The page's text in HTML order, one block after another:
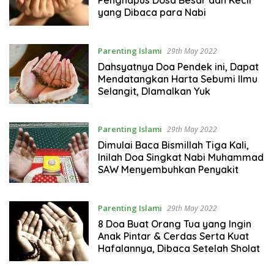
yang Dibaca para Nabi
Parenting Islami 29th May 2022
Dahsyatnya Doa Pendek ini, Dapat
Mendatangkan Harta Sebumi Ilmu
Selangit, DIamalkan Yuk
Parenting Islami 29th May 2022
Dimulai Baca Bismillah Tiga Kali,
Inilah Doa Singkat Nabi Muhammad
SAW Menyembuhkan Penyakit
Parenting Islami 29th May 2022
8 Doa Buat Orang Tua yang Ingin
Anak Pintar & Cerdas Serta Kuat
Hafalannya, Dibaca Setelah Sholat